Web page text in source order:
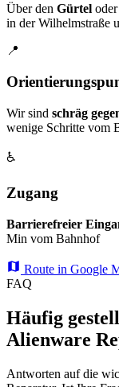
Über den Gürtel
in der Wilhelmstraße
📍
Wir sind schräg
wenige Schritte vom
♿
Zugang
Barrierefreier
Min vom Bahnhof
Route in Google
FAQ
Häufig
Alienware
Antworten auf die